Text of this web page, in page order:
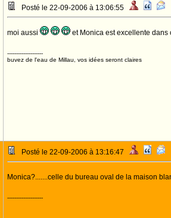
Posté le 22-09-2006 à 13:06:55
moi aussi et Monica est excellente
--------------------
buvez de l'eau de Millau, vos idées seront claires
Posté le 22-09-2006 à 13:16:47
Monica?.......celle du bureau oval de la maison
--------------------